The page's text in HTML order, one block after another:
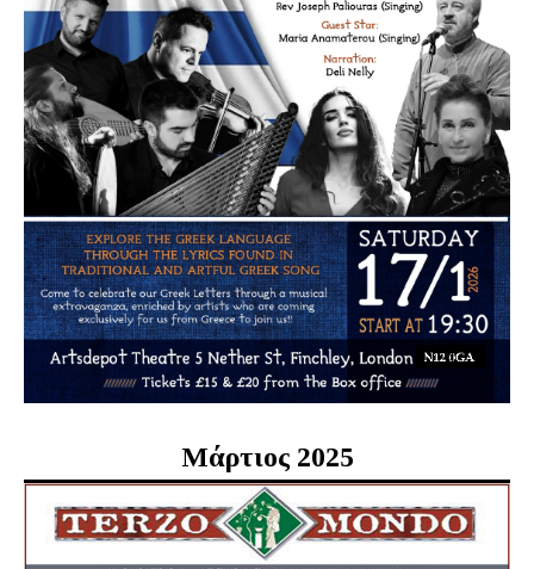
Μάρτιος 2025